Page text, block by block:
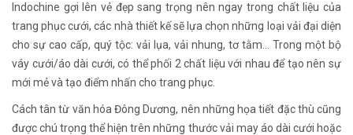
Indochine gợi lên vẻ đẹp sang trọng nên ngay trong chất liệu của
trang phục cưới, các nhà thiết kế sẽ lựa chọn những loại vải đại diện
cho sự cao cấp, quý tộc: vải lụa, vải nhung, tơ tằm… Trong một bộ
váy cưới/áo dài cưới, có thể phối 2 chất liệu với nhau để tạo nên sự
mới mẻ và tạo điểm nhấn cho trang phục.
Cách tân từ văn hóa Đông Dương, nên những họa tiết đặc thù cũng
được chú trọng thể hiện trên những thước vải may áo dài cưới hoặc